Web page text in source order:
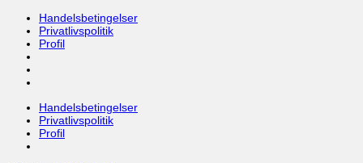
Fortsæt
indhold
Handelsbetingelser
Privatlivspolitik
Profil
Handelsbetingelser
Privatlivspolitik
Profil